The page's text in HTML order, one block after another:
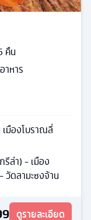
คืน
าหาร
เมืองโบราณลี่
ล่า) - เมือง
ดลามะซงจ้าน
ดูรายละเอียด